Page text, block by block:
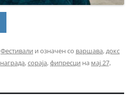
Фестивали и означен со варшава,докс
награда,сораја,фипресци на мај 27,